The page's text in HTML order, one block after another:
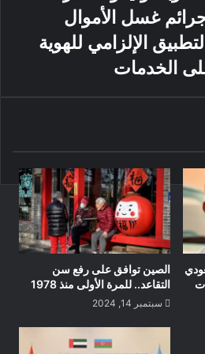
عبر تعزيز أواصر الأخوة
مع الدول الشقيقة والصديقة. حضر
منصور بن زايد آل نهيان نائب رئيس
وزير ديوان الرئاسة وسمو الشيخ
آل نهيان وزير دولة ومعالي خليفة
غسل الأموال
الإلزامي للهوية
الخدمات
الصين توافق على رفع سن
التقاعد.. للمرة الأولى منذ 1978
سبتمبر 14, 2024